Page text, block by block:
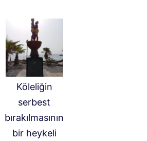
Köleliğin
serbest
bırakılmasının
bir heykeli